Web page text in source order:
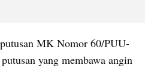
MK Nomor 60/PUU-
yang membawa angin